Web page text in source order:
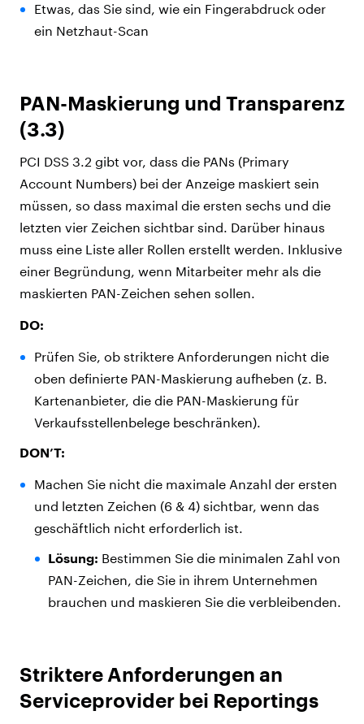
Etwas, das Sie sind, wie ein Fingerabdruck oder
ein Netzhaut-Scan
PAN-Maskierung und Transparenz
(3.3)
PCI DSS 3.2 gibt vor, dass die PANs (Primary
Account Numbers) bei der Anzeige maskiert sein
müssen, so dass maximal die ersten sechs und die
letzten vier Zeichen sichtbar sind. Darüber hinaus
muss eine Liste aller Rollen erstellt werden. Inklusive
einer Begründung, wenn Mitarbeiter mehr als die
maskierten PAN-Zeichen sehen sollen.
DO:
Prüfen Sie, ob striktere Anforderungen nicht die
oben definierte PAN-Maskierung aufheben (z. B.
Kartenanbieter, die die PAN-Maskierung für
Verkaufsstellenbelege beschränken).
DON’T:
Machen Sie nicht die maximale Anzahl der ersten
und letzten Zeichen (6 & 4) sichtbar, wenn das
geschäftlich nicht erforderlich ist.
Lösung: Bestimmen Sie die minimalen Zahl von
PAN-Zeichen, die Sie in ihrem Unternehmen
brauchen und maskieren Sie die verbleibenden.
Striktere Anforderungen an
Serviceprovider bei Reportings